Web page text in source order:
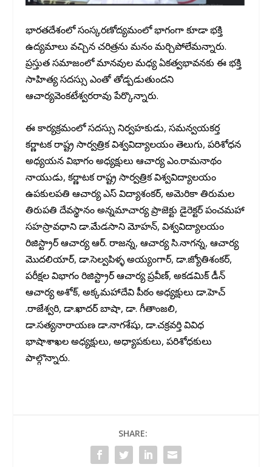
భారతదేశంలో సంస్కరణోద్యమంలో భాగంగా కూడా భక్తి
ఉద్యమాలు వచ్చిన చరిత్రను మనం మర్చిపోలేమన్నారు.
ప్రస్తుత సమాజంలో మానవుల మధ్య ఏకత్వభావనకు ఈ భక్తి
సాహిత్య సదస్సు ఎంతో తోడ్పడుతుందని
ఆచార్యవెంకటేశ్వరరావు పేర్కొన్నారు.
ఈ కార్యక్రమంలో సదస్సు నిర్వహకుడు, సమన్వయకర్త
కర్ణాటక రాష్ట్ర సార్వత్రిక విశ్వవిద్యాలయం తెలుగు, పరిశోధన
అధ్యయన విభాగం అధ్యక్షులు ఆచార్య ఎం.రామనాథం
నాయుడు, కర్ణాటక రాష్ట్ర సార్వత్రిక విశ్వవిద్యాలయం
ఉపకులపతి ఆచార్య ఎస్ విద్యాశంకర్, అమెరికా తిరుమల
తిరుపతి దేవస్థానం అన్నమాచార్య ప్రాజెక్టు డైరెక్టర్ పంచమహా
సహస్రావధాని డా.మేడసాని మోహన్, విశ్వవిద్యాలయం
రిజిస్ట్రార్ ఆచార్య ఆర్. రాజన్న, ఆచార్య సి.నాగన్న, ఆచార్య
మొదలియార్, డా.సెల్వపిళ్ళ అయ్యంగార్, డా.జ్యోతిశంకర్,
పరీక్షల విభాగం రిజిస్ట్రార్ ఆచార్య ప్రవీణ్, అకడమిక్ డీన్
ఆచార్య అశోక్, అక్కమహాదేవి పీఠం అధ్యక్షులు డా.హెచ్
.రాజేశ్వరి, డా.ఖాదర్ బాషా, డా. గీతాంజలి,
డా.సత్యనారాయణ డా.నాగశేషు, డా.చక్రవర్తి వివిధ
భాషాశాఖల అధ్యక్షులు, అధ్యాపకులు, పరిశోధకులు
పాల్గొన్నారు.
SHARE: